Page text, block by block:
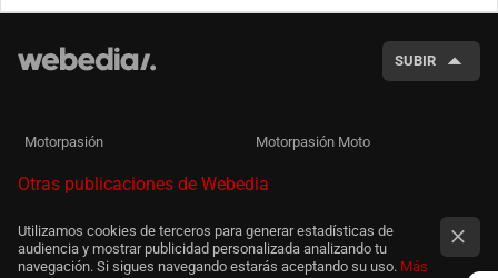
SUBIR
Motorpasión Motorpasión Moto
Otras publicaciones de Webedia
Utilizamos cookies de terceros para generar estadísticas de
audiencia y mostrar publicidad personalizada analizando tu
navegación. Si sigues navegando estarás aceptando su uso. Más